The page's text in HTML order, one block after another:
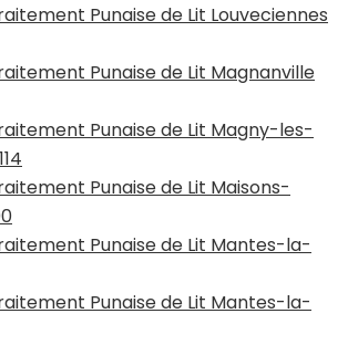
Punaise de Lit Louveciennes
Punaise de Lit Magnanville
Punaise de Lit Magny-les-
Punaise de Lit Maisons-
Punaise de Lit Mantes-la-
Punaise de Lit Mantes-la-